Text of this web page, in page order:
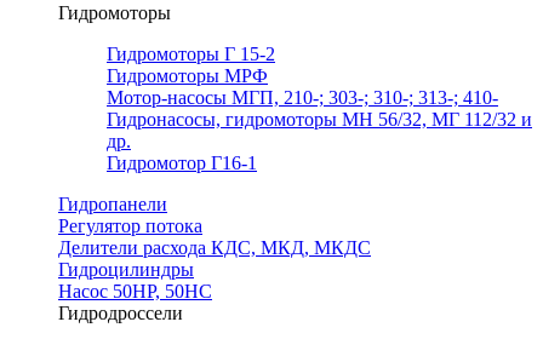
Гидромоторы
Гидромоторы Г 15-2
Гидромоторы МРФ
Мотор-насосы МГП, 210-; 303-; 310-; 313-; 410-
Гидронасосы, гидромоторы МН 56/32, МГ 112/32 и
др.
Гидромотор Г16-1
Гидропанели
Регулятор потока
Делители расхода КДС, МКД, МКДС
Гидроцилиндры
Насос 50НР, 50НС
Гидродроссели